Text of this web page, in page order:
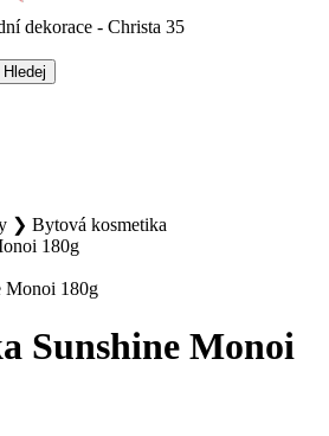
❯ Bytová kosmetika
180g
Sunshine Monoi